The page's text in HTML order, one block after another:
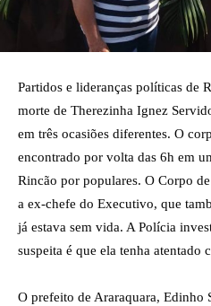
Partidos e lideranças políticas de
morte de Therezinha Ignez
em três ocasiões diferentes. O
encontrado por volta das 6h em
Rincão por populares. O Corpo
a ex-chefe do Executivo, que
já estava sem vida. A Polícia
suspeita é que ela tenha atentado
O prefeito de Araraquara, Edinho